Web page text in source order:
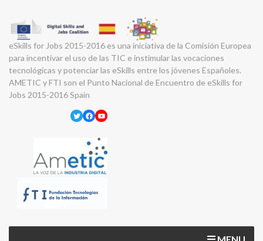
eSkills for Jobs 2015-2016 es una iniciativa de la Comisión Europea
para incentivar el uso de las TIC e instimular las vocaciones
tecnológicas y potenciar las eSkills entre los jóvenes Españoles.
AMETIC y FTI son el Punto Nacional de Encuentro de eSkills for
Jobs 2015-2016 Spain
Twitter
Facebook
YouTube